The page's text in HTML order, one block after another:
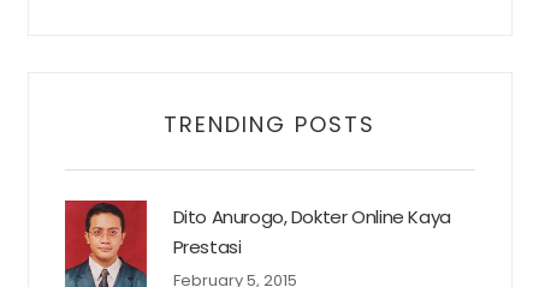
TRENDING POSTS
Dito Anurogo, Dokter Online Kaya
Prestasi
February 5, 2015